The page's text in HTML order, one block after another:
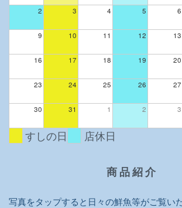
2 3 4 5 6
9 10 11 12 13
16 17 18 19 20
23 24 25 26 27
30 31 1 2 3
すしの日 店休日
商 品 紹 介
写真をタップすると日々の鮮魚等がご覧い